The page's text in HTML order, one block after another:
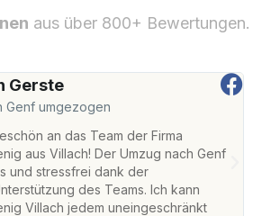
aus über 800+ Bewertungen.
Gerste
Genf umgezogen
an das Team der Firma
aus Villach! Der Umzug nach Genf
und stressfrei dank der
des Teams. Ich kann
Villach jedem uneingeschränkt